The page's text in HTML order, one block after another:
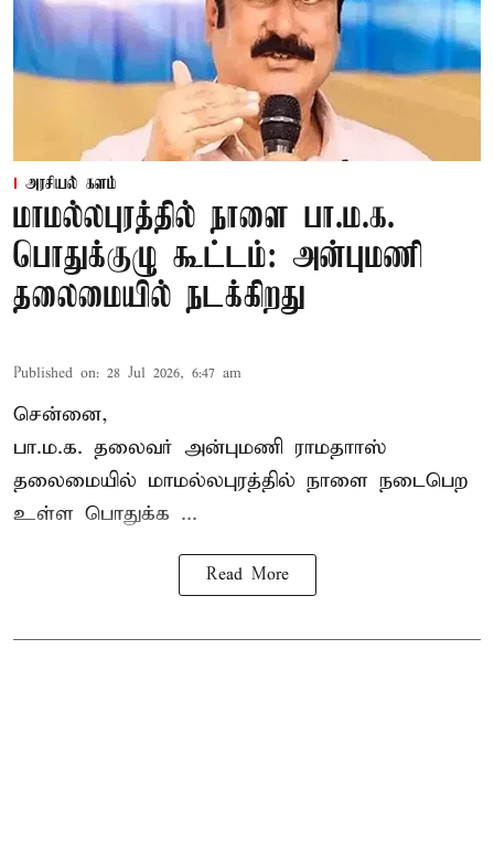
அரசியல் களம்
மாமல்லபுரத்தில் நாளை பா.ம.க.
பொதுக்குழு கூட்டம்: அன்புமணி
தலைமையில் நடக்கிறது
Published on: 28 Jul 2026, 6:47 am
சென்னை,
பா.ம.க. தலைவர் அன்புமணி ராமதாாஸ்
தலைமையில் மாமல்லபுரத்தில் நாளை நடைபெற
உள்ள பொதுக்க ...
Read More